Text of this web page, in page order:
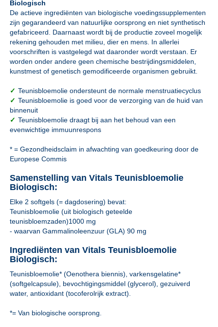
Biologisch
De actieve ingrediënten van biologische voedingssupplementen
zijn gegarandeerd van natuurlijke oorsprong en niet synthetisch
gefabriceerd. Daarnaast wordt bij de productie zoveel mogelijk
rekening gehouden met milieu, dier en mens. In allerlei
voorschriften is vastgelegd wat daaronder wordt verstaan. Er
worden onder andere geen chemische bestrijdingsmiddelen,
kunstmest of genetisch gemodificeerde organismen gebruikt.
✓ Teunisbloemolie ondersteunt de normale menstruatiecyclus
✓ Teunisbloemolie is goed voor de verzorging van de huid van
binnenuit
✓ Teunisbloemolie draagt bij aan het behoud van een
evenwichtige immuunrespons
* = Gezondheidsclaim in afwachting van goedkeuring door de
Europese Commis
Samenstelling van Vitals Teunisbloemolie
Biologisch:
Elke 2 softgels (= dagdosering) bevat:
Teunisbloemolie (uit biologisch geteelde
teunisbloemzaden)1000 mg
- waarvan Gammalinoleenzuur (GLA) 90 mg
Ingrediënten van Vitals Teunisbloemolie
Biologisch:
Teunisbloemolie* (Oenothera biennis), varkensgelatine*
(softgelcapsule), bevochtigingsmiddel (glycerol), gezuiverd
water, antioxidant (tocoferolrijk extract).
*= Van biologische oorsprong.